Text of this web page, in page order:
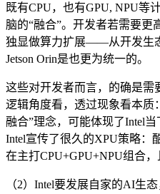
既有CPU，也有GPU, NPU等
脑的“融合”。开发者若需要更
独显做算力扩展——从开发生
Jetson Orin是也更为统一的。
这些对开发者而言，的确是需
逻辑角度看，透过现象看本质
融合”理念，可能体现了Intel当
Intel宣传了很久的XPU策略：
在主打CPU+GPU+NPU组合，
（2）Intel要发展自家的AI生